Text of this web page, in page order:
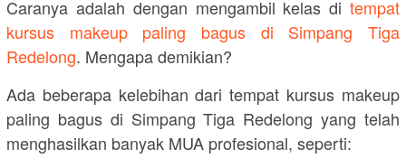
Caranya adalah dengan mengambil kelas di tempat
kursus makeup paling bagus di Simpang Tiga
Redelong. Mengapa demikian?
Ada beberapa kelebihan dari tempat kursus makeup
paling bagus di Simpang Tiga Redelong yang telah
menghasilkan banyak MUA profesional, seperti: